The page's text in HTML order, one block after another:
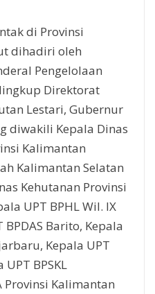
di Provinsi
dihadiri oleh
Pengelolaan
Direktorat
Lestari, Gubernur
diwakili Kepala Dinas
Kalimantan
Kalimantan Selatan
Kehutanan Provinsi
UPT BPHL Wil. IX
Barito, Kepala
Kepala UPT
BPSKL
Provinsi Kalimantan